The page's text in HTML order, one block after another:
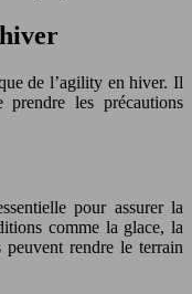
de l’agility en hiver. Il
prendre les précautions
pour assurer la
comme la glace, la
peuvent rendre le terrain